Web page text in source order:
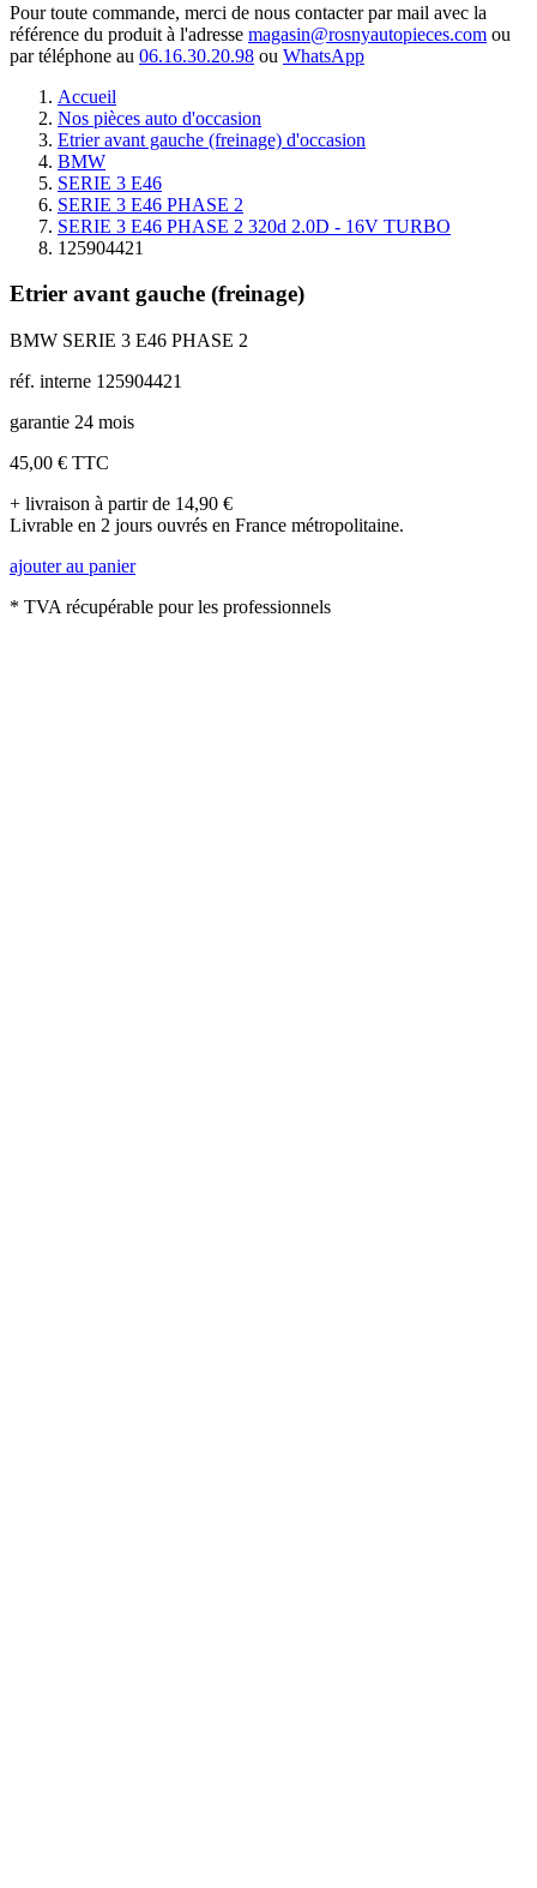
Pour toute commande, merci de nous contacter par mail avec la
référence du produit à l'adresse magasin@rosnyautopieces.com ou
par téléphone au 06.16.30.20.98 ou WhatsApp
Accueil
Nos pièces auto d'occasion
Etrier avant gauche (freinage) d'occasion
BMW
SERIE 3 E46
SERIE 3 E46 PHASE 2
SERIE 3 E46 PHASE 2 320d 2.0D - 16V TURBO
125904421
Etrier avant gauche (freinage)
BMW SERIE 3 E46 PHASE 2
réf. interne 125904421
garantie 24 mois
45,00 € TTC
+ livraison à partir de 14,90 €
Livrable en 2 jours ouvrés en France métropolitaine.
ajouter au panier
* TVA récupérable pour les professionnels